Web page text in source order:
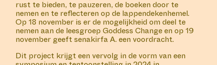
rust te bieden, te pauzeren, de boeken door te
nemen en te reflecteren op de lappendekenhemel.
Op 18 november is er de mogelijkheid om deel te
nemen aan de leesgroep Goddess Change en op 19
november geeft senakirfa A. een voordracht.
Dit project krijgt een vervolg in de vorm van een